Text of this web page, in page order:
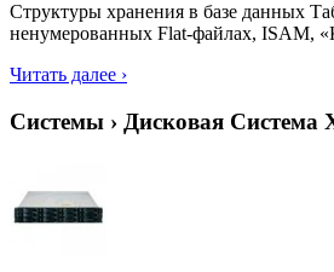
Структуры хранения в базе данных
ненумерованных Flat-файлах, ISAM,
Читать далее ›
Системы › Дисковая